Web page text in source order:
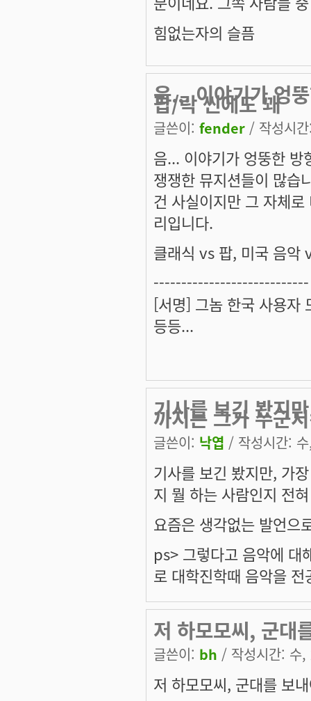
힘없는자의 슬픔
음... 이야기가 엉
팝/락 씬에도 꽤
글쓴이: fender / 작성시
음... 이야기가 엉뚱한
쟁쟁한 뮤지션들이 많습
건 사실이지만 그 자체
리입니다.
클래식 vs 팝, 미국 음악
----------------------------
[서명] 그놈 한국 사용자
등등...
기사를 보긴 봤지
까지는 그가 누군지
글쓴이: 낙엽 / 작성시간:
기사를 보긴 봤지만, 가
지 뭘 하는 사람인지 전
요즘은 생각없는 발언으
ps> 그렇다고 음악에 대
로 대학진학때 음악을
저 하모모씨, 군대
글쓴이: bh / 작성시간:
저 하모모씨, 군대를 보